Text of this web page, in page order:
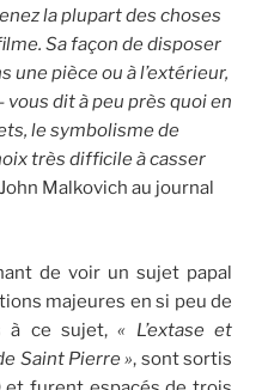
la plupart des choses
Sa façon de disposer
une pièce ou à l’extérieur,
dit à peu près quoi en
le symbolisme de
très difficile à casser
Malkovich au journal
de voir un sujet papal
majeures en si peu de
à ce sujet,« L’extase et
Saint Pierre », sont sortis